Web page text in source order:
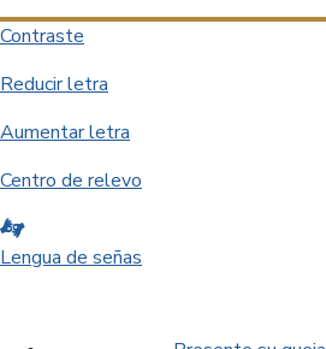
Contraste
Reducir letra
Aumentar letra
Centro de relevo
Lengua de señas